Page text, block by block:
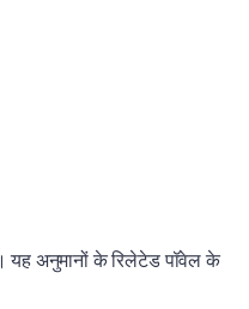
यह अनुमानों के रिलेटेड पॉवेल के